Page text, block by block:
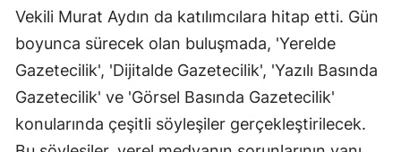
Vekili Murat Aydın da katılımcılara hitap etti. Gün
boyunca sürecek olan buluşmada, 'Yerelde
Gazetecilik', 'Dijitalde Gazetecilik', 'Yazılı Basında
Gazetecilik' ve 'Görsel Basında Gazetecilik'
konularında çeşitli söyleşiler gerçekleştirilecek.